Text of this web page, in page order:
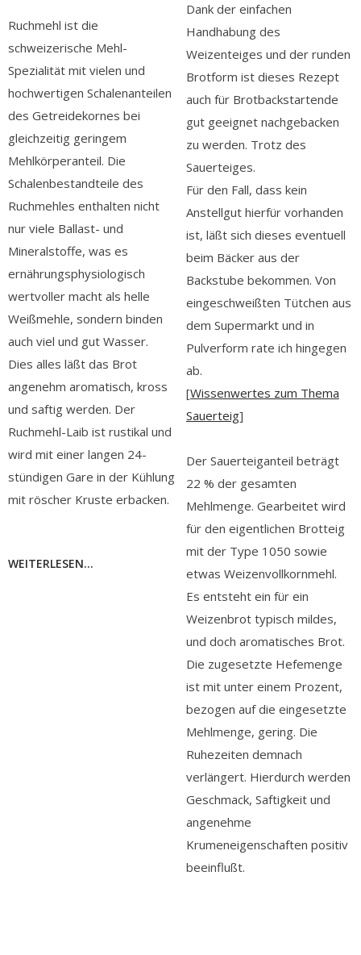
Ruchmehl ist die
schweizerische Mehl-
Spezialität mit vielen und
hochwertigen Schalenanteilen
des Getreidekornes bei
gleichzeitig geringem
Mehlkörperanteil. Die
Schalenbestandteile des
Ruchmehles enthalten nicht
nur viele Ballast- und
Mineralstoffe, was es
ernährungsphysiologisch
wertvoller macht als helle
Weißmehle, sondern binden
auch viel und gut Wasser.
Dies alles läßt das Brot
angenehm aromatisch, kross
und saftig werden. Der
Ruchmehl-Laib ist rustikal und
wird mit einer langen 24-
stündigen Gare in der Kühlung
mit röscher Kruste erbacken.
WEITERLESEN...
Dank der einfachen
Handhabung des
Weizenteiges und der runden
Brotform ist dieses Rezept
auch für Brotbackstartende
gut geeignet nachgebacken
zu werden. Trotz des
Sauerteiges.
Für den Fall, dass kein
Anstellgut hierfür vorhanden
ist, läßt sich dieses eventuell
beim Bäcker aus der
Backstube bekommen. Von
eingeschweißten Tütchen aus
dem Supermarkt und in
Pulverform rate ich hingegen
ab.
[Wissenwertes zum Thema
Sauerteig]
Der Sauerteiganteil beträgt
22 % der gesamten
Mehlmenge. Gearbeitet wird
für den eigentlichen Brotteig
mit der Type 1050 sowie
etwas Weizenvollkornmehl.
Es entsteht ein für ein
Weizenbrot typisch mildes,
und doch aromatisches Brot.
Die zugesetzte Hefemenge
ist mit unter einem Prozent,
bezogen auf die eingesetzte
Mehlmenge, gering. Die
Ruhezeiten demnach
verlängert. Hierdurch werden
Geschmack, Saftigkeit und
angenehme
Krumeneigenschaften positiv
beeinflußt.